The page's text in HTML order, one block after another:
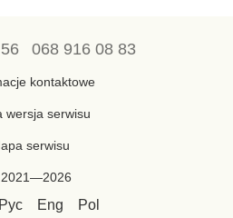
068 916 08 83
kontaktowe
wersja serwisu
serwisu
Рус Eng Pol